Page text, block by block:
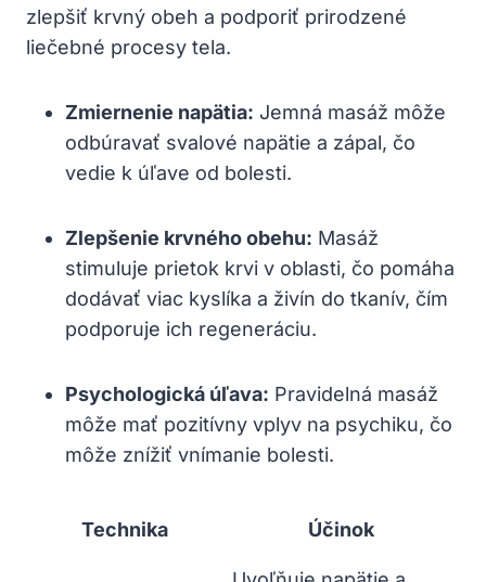
zlepšiť krvný obeh a podporiť prirodzené
liečebné procesy tela.
Zmiernenie napätia: Jemná masáž môže
odbúravať svalové napätie a zápal, čo
vedie k úľave od bolesti.
Zlepšenie krvného obehu: Masáž
stimuluje prietok krvi v oblasti, čo pomáha
dodávať viac kyslíka a živín do tkanív, čím
podporuje ich regeneráciu.
Psychologická úľava: Pravidelná masáž
môže mať pozitívny vplyv na psychiku, čo
môže znížiť vnímanie bolesti.
Technika Účinok